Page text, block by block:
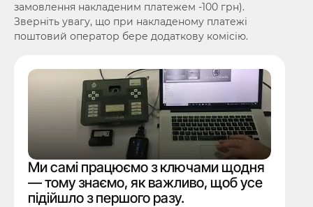
замовлення накладеним платежем -100 грн).
Зверніть увагу, що при накладеному платежі
поштовий оператор бере додаткову комісію.
Ми самі працюємо з ключами щодня
— тому знаємо, як важливо, щоб усе
підійшло з першого разу.